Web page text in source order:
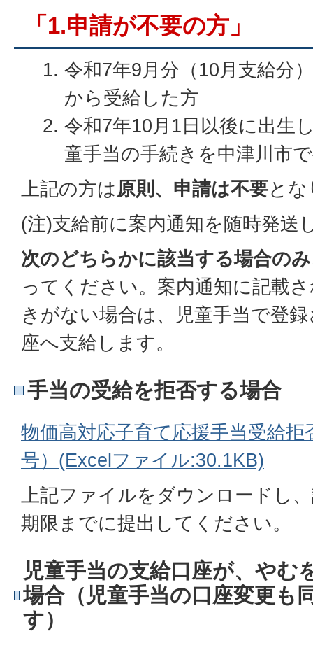
「1.申請が不要の方」
令和7年9月分（10月支給分
から受給した方
令和7年10月1日以後に出生
童手当の手続きを中津川市
上記の方は原則、申請は不要と
(注)支給前に案内通知を随時発送
次のどちらかに該当する場合のみ
ってください。案内通知に記載
きがない場合は、児童手当で登
座へ支給します。
手当の受給を拒否する場合
物価高対応子育て応援手当受給拒
号）(Excelファイル:30.1KB)
上記ファイルをダウンロードし
期限までに提出してください。
児童手当の支給口座が、やむ
場合（児童手当の口座変更も
す）